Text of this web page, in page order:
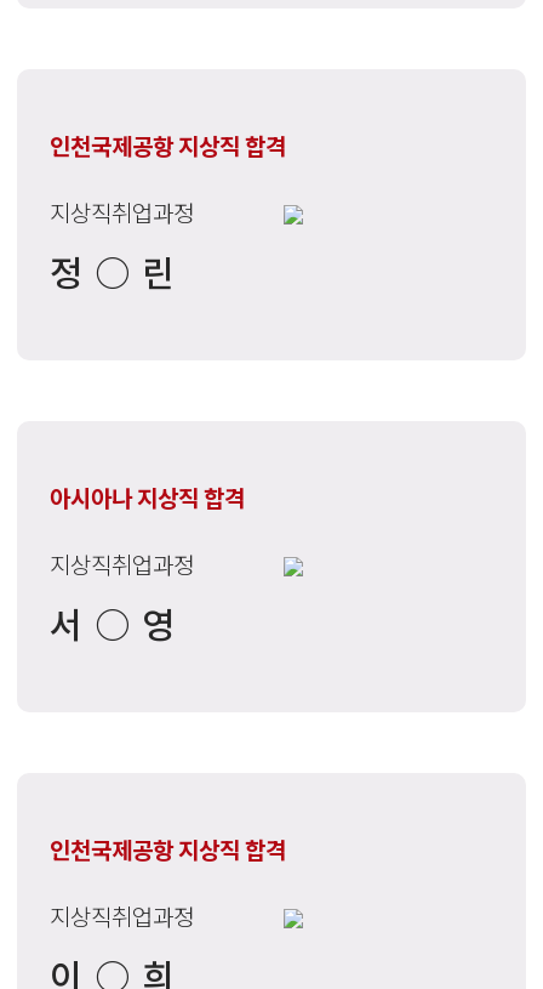
인천국제공항 지상직 합격
지상직취업과정
정○린
아시아나 지상직 합격
지상직취업과정
서○영
인천국제공항 지상직 합격
지상직취업과정
이○희